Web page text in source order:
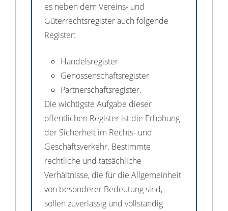
es neben dem Vereins- und
Güterrechtsregister auch folgende
Register:
Handelsregister
Genossenschaftsregister
Partnerschaftsregister.
Die wichtigste Aufgabe dieser
öffentlichen Register ist die Erhöhung
der Sicherheit im Rechts- und
Geschäftsverkehr. Bestimmte
rechtliche und tatsächliche
Verhältnisse, die für die Allgemeinheit
von besonderer Bedeutung sind,
sollen zuverlässig und vollständig